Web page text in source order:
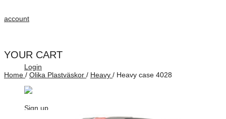
account
Login
Sign up
YOUR CART
Home / Olika Plastväskor / Heavy / Heavy case 4028